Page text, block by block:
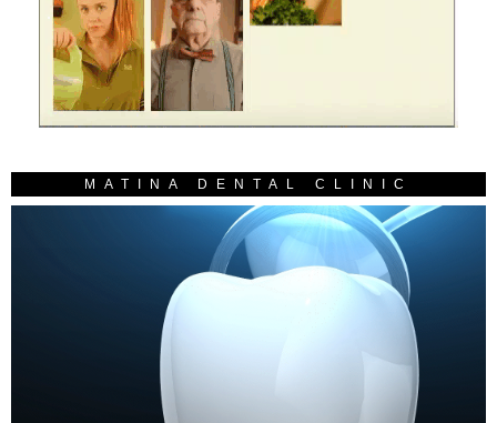
MATINA DENTAL CLINIC